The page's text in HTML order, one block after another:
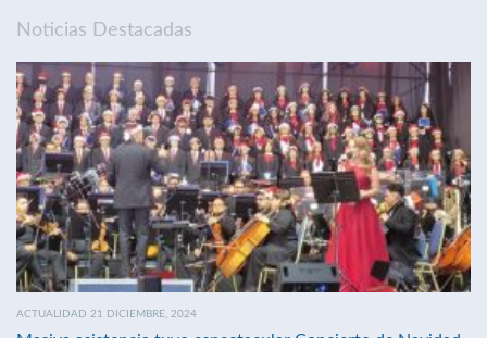
Noticias Destacadas
ACTUALIDAD 21 DICIEMBRE, 2024